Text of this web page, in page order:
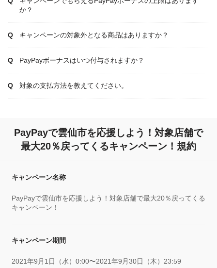
か？
キャンペーンの対象外となる商品はありますか？
PayPayボーナスはいつ付与されますか？
対象の支払方法を教えてください。
PayPayで雲仙市を応援しよう！対象店舗で
最大20％戻ってくるキャンペーン！規約
キャンペーン名称
PayPayで雲仙市を応援しよう！対象店舗で最大20％戻ってくる
キャンペーン！
キャンペーン期間
2021年9月1日（水）0:00〜2021年9月30日（木）23:59